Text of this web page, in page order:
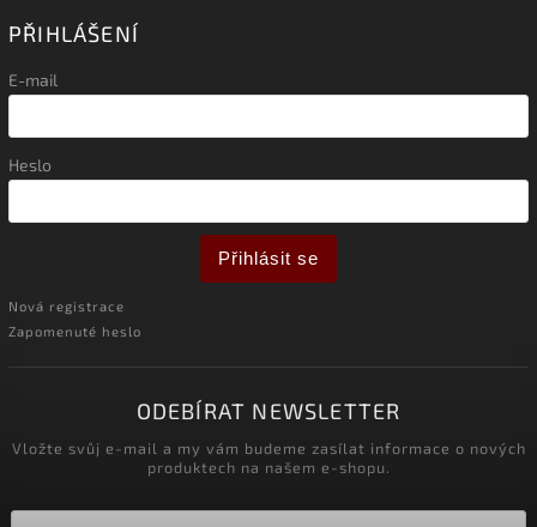
PŘIHLÁŠENÍ
E-mail
Heslo
Přihlásit se
Nová registrace
Zapomenuté heslo
ODEBÍRAT NEWSLETTER
Vložte svůj e-mail a my vám budeme zasílat informace o nových
produktech na našem e-shopu.